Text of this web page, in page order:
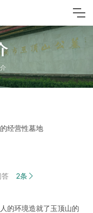
经营性墓地
答
2条
的环境造就了玉顶山的